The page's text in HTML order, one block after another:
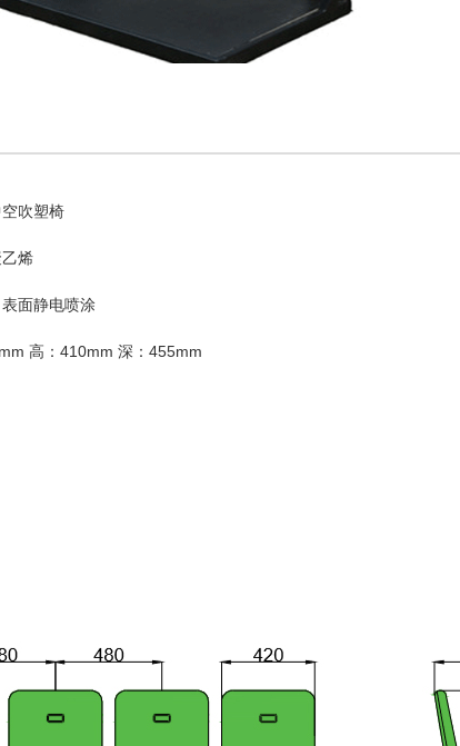
吹塑椅
烯
面静电喷涂
高：410mm 深：455mm